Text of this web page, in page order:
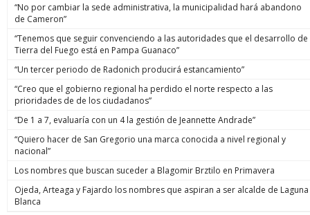
“No por cambiar la sede administrativa, la municipalidad hará abandono
de Cameron”
“Tenemos que seguir convenciendo a las autoridades que el desarrollo de
Tierra del Fuego está en Pampa Guanaco”
“Un tercer periodo de Radonich producirá estancamiento”
“Creo que el gobierno regional ha perdido el norte respecto a las
prioridades de de los ciudadanos”
“De 1 a 7, evaluaría con un 4 la gestión de Jeannette Andrade”
“Quiero hacer de San Gregorio una marca conocida a nivel regional y
nacional”
Los nombres que buscan suceder a Blagomir Brztilo en Primavera
Ojeda, Arteaga y Fajardo los nombres que aspiran a ser alcalde de Laguna
Blanca